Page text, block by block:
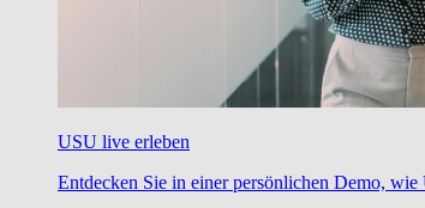
USU live erleben
Entdecken Sie in einer persönlichen Demo,